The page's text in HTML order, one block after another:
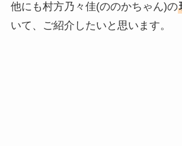
他にも村方乃々佳(ののかちゃん)の
いて、ご紹介したいと思います。